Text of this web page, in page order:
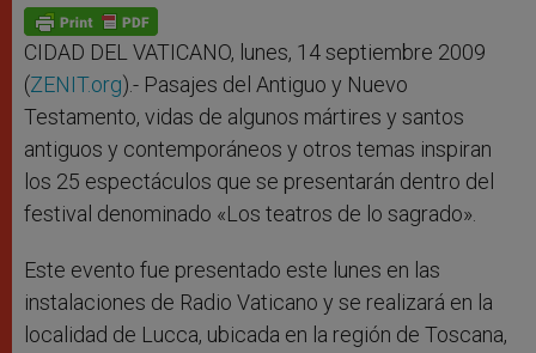
p
p
g
e
r
o
k
CIDAD DEL VATICANO, lunes, 14 septiembre 2009
(ZENIT.org).- Pasajes del Antiguo y Nuevo
Testamento, vidas de algunos mártires y santos
antiguos y contemporáneos y otros temas inspiran
los 25 espectáculos que se presentarán dentro del
festival denominado «Los teatros de lo sagrado».
Este evento fue presentado este lunes en las
instalaciones de Radio Vaticano y se realizará en la
localidad de Lucca, ubicada en la región de Toscana,